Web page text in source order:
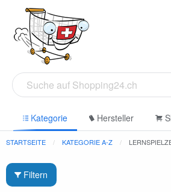
Kategorie Hersteller
STARTSEITE KATEGORIE A-Z
Filtern